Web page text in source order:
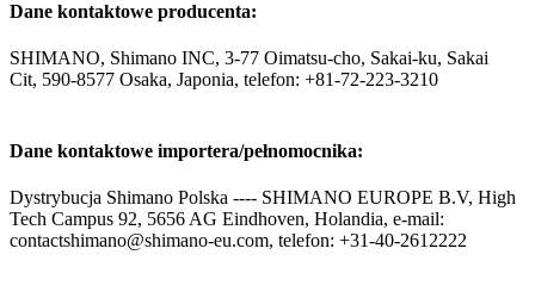
Dane kontaktowe producenta:
SHIMANO, Shimano INC, 3-77 Oimatsu-cho, Sakai-ku, Sakai
Cit, 590-8577 Osaka, Japonia, telefon: +81-72-223-3210
Dane kontaktowe importera/pełnomocnika:
Dystrybucja Shimano Polska ---- SHIMANO EUROPE B.V, High
Tech Campus 92, 5656 AG Eindhoven, Holandia, e-mail:
contactshimano@shimano-eu.com, telefon: +31-40-2612222